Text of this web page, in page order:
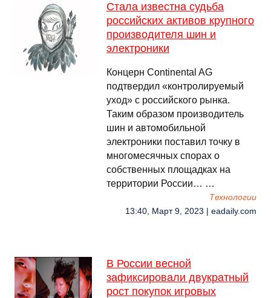
Стала известна судьба
российских активов крупного
производителя шин и
электроники
Концерн Continental AG
подтвердил «контролируемый
уход» с российского рынка.
Таким образом производитель
шин и автомобильной
электроники поставил точку в
многомесячных спорах о
собственных площадках на
территории России… …
Технологии
13:40, Март 9, 2023 | eadaily.com
В России весной
зафиксировали двукратный
рост покупок игровых